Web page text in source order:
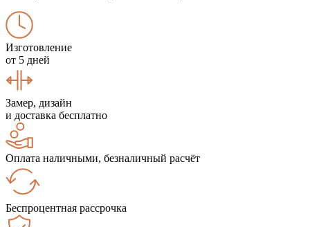
Изготовление
от 5 дней
Замер, дизайн
и доставка бесплатно
Оплата наличными, безналичный расчёт
Беспроцентная рассрочка